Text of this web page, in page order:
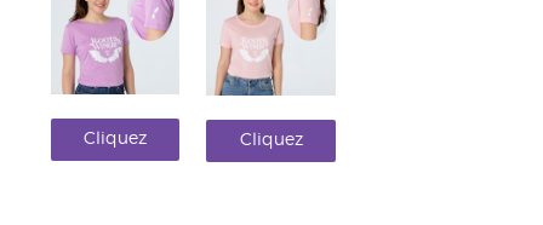
Cliquez Cliquez